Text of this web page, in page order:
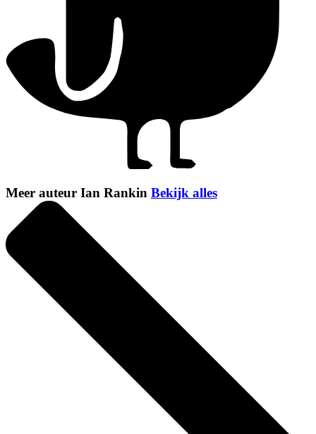
Meer auteur Ian Rankin Bekijk alles